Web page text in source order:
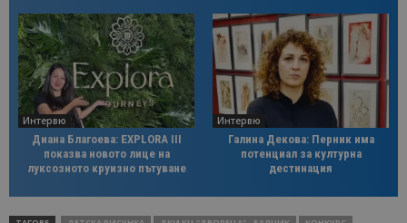
Интервю
Диана Благоева: EXPLORA III
показва новото лице на
луксозното круизно пътуване
Интервю
Галина Декова: Перник има
потенциал за културна
дестинация